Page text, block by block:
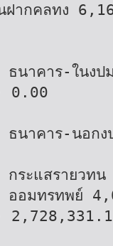
นฝากคลทง
ธนาคาร-ใน
0.00
ธนาคาร-น
กระแสราย
ออมทรทพย์